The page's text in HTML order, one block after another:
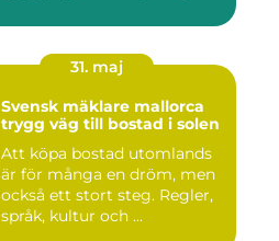
31. maj
Svensk mäklare mallorca
trygg väg till bostad i solen
Att köpa bostad utomlands
är för många en dröm, men
också ett stort steg. Regler,
språk, kultur och ...